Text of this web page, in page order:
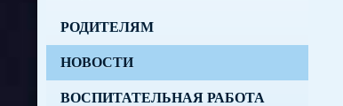
РОДИТЕЛЯМ
НОВОСТИ
ВОСПИТАТЕЛЬНАЯ РАБОТА